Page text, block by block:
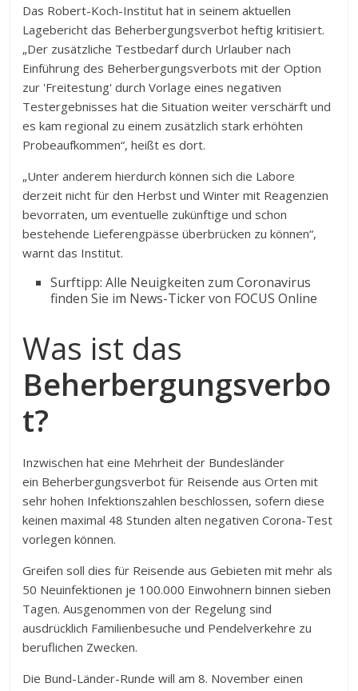
Das Robert-Koch-Institut hat in seinem aktuellen
Lagebericht das Beherbergungsverbot heftig kritisiert.
„Der zusätzliche Testbedarf durch Urlauber nach
Einführung des Beherbergungsverbots mit der Option
zur 'Freitestung' durch Vorlage eines negativen
Testergebnisses hat die Situation weiter verschärft und
es kam regional zu einem zusätzlich stark erhöhten
Probeaufkommen“, heißt es dort.
„Unter anderem hierdurch können sich die Labore
derzeit nicht für den Herbst und Winter mit Reagenzien
bevorraten, um eventuelle zukünftige und schon
bestehende Lieferengpässe überbrücken zu können“,
warnt das Institut.
Surftipp: Alle Neuigkeiten zum Coronavirus
finden Sie im News-Ticker von FOCUS Online
Was ist das
Beherbergungsverbo
t?
Inzwischen hat eine Mehrheit der Bundesländer
ein Beherbergungsverbot für Reisende aus Orten mit
sehr hohen Infektionszahlen beschlossen, sofern diese
keinen maximal 48 Stunden alten negativen Corona-Test
vorlegen können.
Greifen soll dies für Reisende aus Gebieten mit mehr als
50 Neuinfektionen je 100.000 Einwohnern binnen sieben
Tagen. Ausgenommen von der Regelung sind
ausdrücklich Familienbesuche und Pendelverkehre zu
beruflichen Zwecken.
Die Bund-Länder-Runde will am 8. November einen